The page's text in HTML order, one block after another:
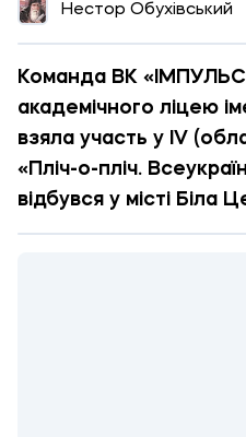
Нестор Обухівський
Команда ВК
академічного ліцею
взяла участь у IV
«Пліч-о-пліч.
відбувся у місті Біла